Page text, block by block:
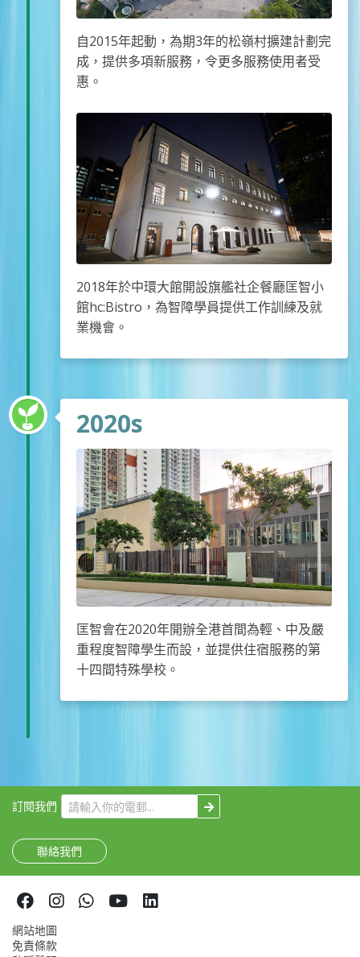
自2015年起動，為期3年的松嶺村擴建計劃完
成，提供多項新服務，令更多服務使用者受
惠。
2018年於中環大館開設旗艦社企餐廳匡智小
館hc:Bistro，為智障學員提供工作訓練及就
業機會。
2020s
匡智會在2020年開辦全港首間為輕、中及嚴
重程度智障學生而設，並提供住宿服務的第
十四間特殊學校。
訂閱我們
聯絡我們
網站地圖
免責條款